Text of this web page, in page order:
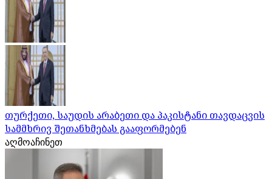
თურქეთი, საუდის არაბეთი და პაკისტანი თავდაცვის
სამმხრივ შეთანხმებას გააფორმებენ
აღმოაჩინეთ